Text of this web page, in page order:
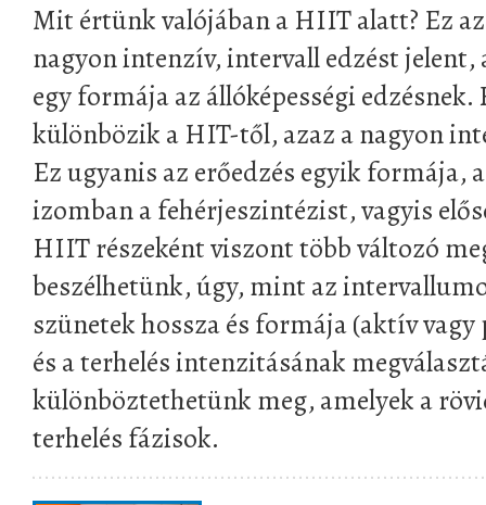
Mit értünk valójában a HIIT alatt? Ez
nagyon intenzív, intervall edzést
egy formája az állóképességi edzésnek.
különbözik a HIT-től, azaz a nagyon
Ez ugyanis az erőedzés egyik formája,
izomban a fehérjeszintézist, vagyis
HIIT részeként viszont több változó
beszélhetünk, úgy, mint az
szünetek hossza és formája (aktív
és a terhelés intenzitásának
különböztethetünk meg, amelyek a
terhelés fázisok.